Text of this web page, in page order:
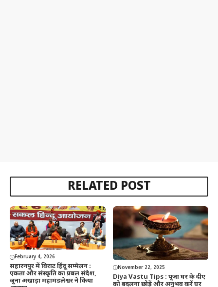
RELATED POST
February 4, 2026
सहारनपुर में विराट हिंदू सम्मेलन :
एकता और संस्कृति का प्रबल संदेश,
जूना अखाड़ा महामंडलेश्वर ने किया
November 22, 2025
Diya Vastu Tips : पूजा घर के दीए
को बदलना छोड़ें और अनुभव करें घर